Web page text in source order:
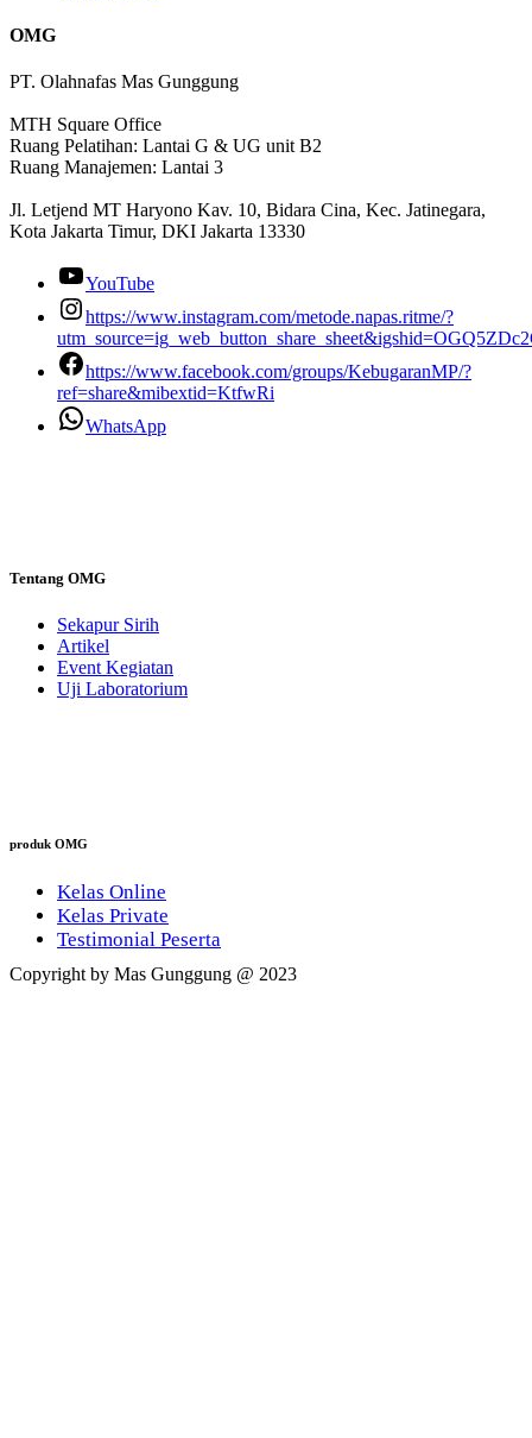
OMG
PT. Olahnafas Mas Gunggung
MTH Square Office
Ruang Pelatihan: Lantai G & UG unit B2
Ruang Manajemen: Lantai 3
Jl. Letjend MT Haryono Kav. 10, Bidara Cina, Kec. Jatinegara,
Kota Jakarta Timur, DKI Jakarta 13330
YouTube
https://www.instagram.com/metode.napas.ritme/?
https://www.facebook.com/groups/KebugaranMP/?
ref=share&mibextid=KtfwRi
WhatsApp
Tentang OMG
Sekapur Sirih
Artikel
Event Kegiatan
Uji Laboratorium
produk OMG
Kelas Online
Kelas Private
Testimonial Peserta
Copyright by Mas Gunggung @ 2023